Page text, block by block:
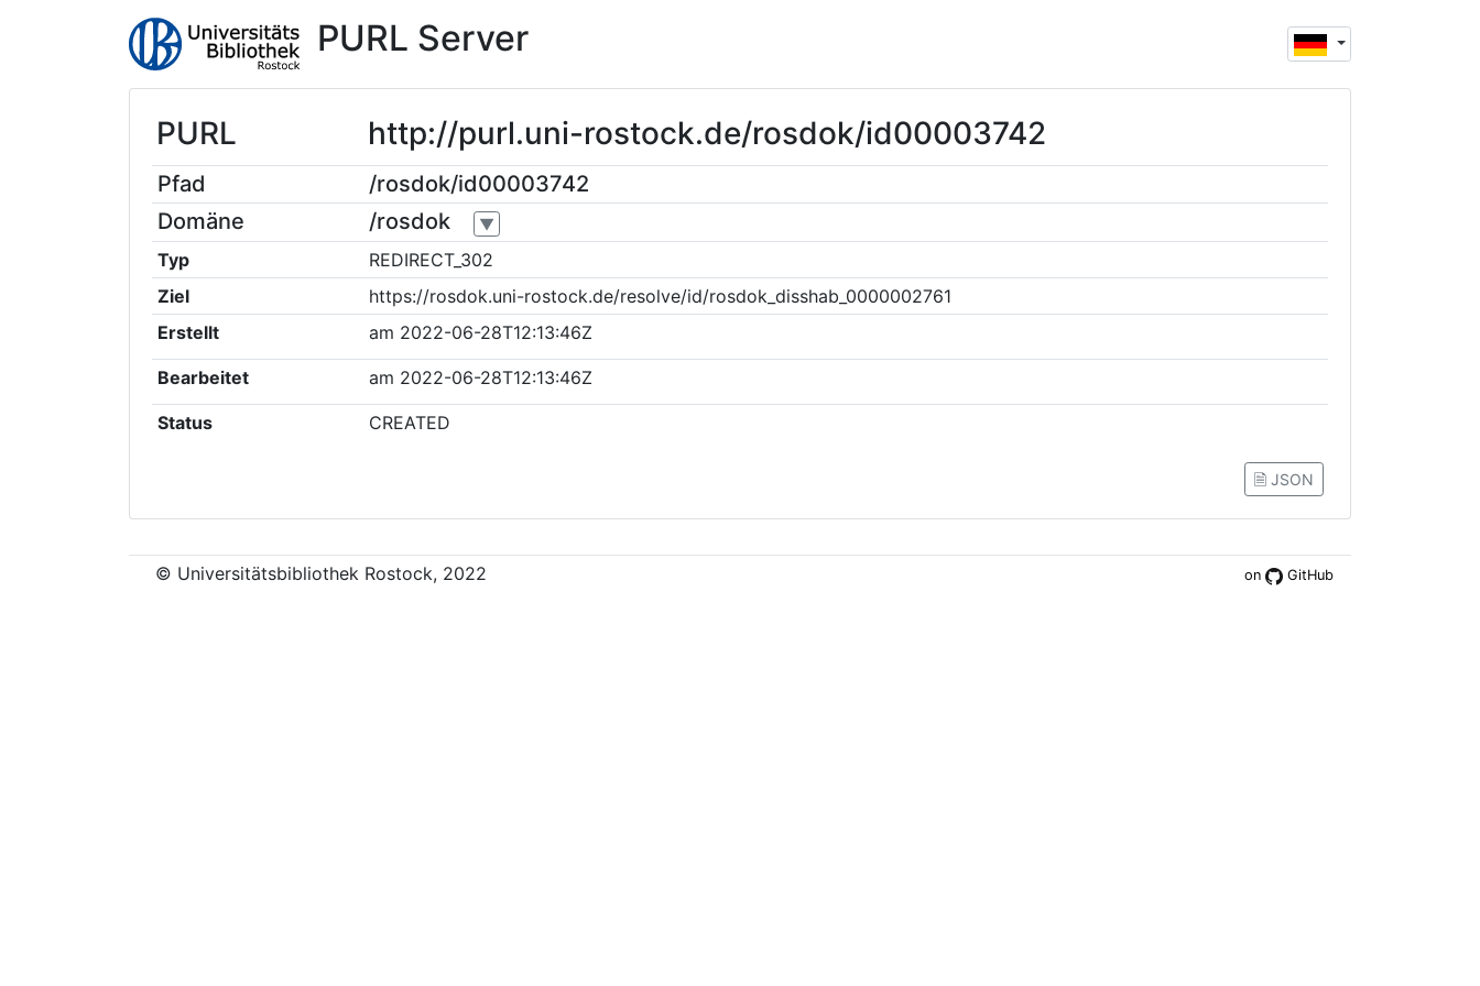
PURL Server
PURL http://purl.uni-rostock.de/rosdok/id00003742
Pfad
/rosdok/id00003742
Domäne
/rosdok ▼
Typ
REDIRECT_302
Ziel
https://rosdok.uni-rostock.de/resolve/id/rosdok_disshab_0000002761
Erstellt
am 2022-06-28T12:13:46Z
Bearbeitet am 2022-06-28T12:13:46Z
Status CREATED
🗎 JSON
on GitHub
© Universitätsbibliothek Rostock, 2022